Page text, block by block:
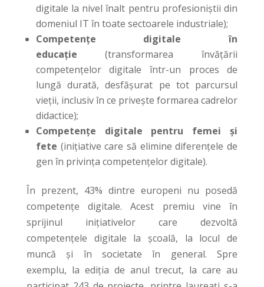
digitale la nivel înalt pentru profesioniștii din
domeniul IT în toate sectoarele industriale);
Competențe digitale în
educație (transformarea învățării
competențelor digitale într-un proces de
lungă durată, desfășurat pe tot parcursul
vieții, inclusiv în ce privește formarea cadrelor
didactice);
Competențe digitale pentru femei și
fete (inițiative care să elimine diferențele de
gen în privința competențelor digitale).
În prezent, 43% dintre europeni nu posedă
competențe digitale. Acest premiu vine în
sprijinul inițiativelor care dezvoltă
competențele digitale la școală, la locul de
muncă și în societate în general. Spre
exemplu, la ediția de anul trecut, la care au